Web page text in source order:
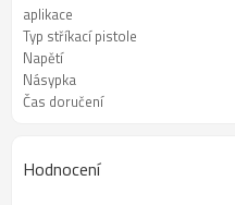
aplikace
Typ stříkací pistole
Napětí
Násypka
Čas doručení
Hodnocení